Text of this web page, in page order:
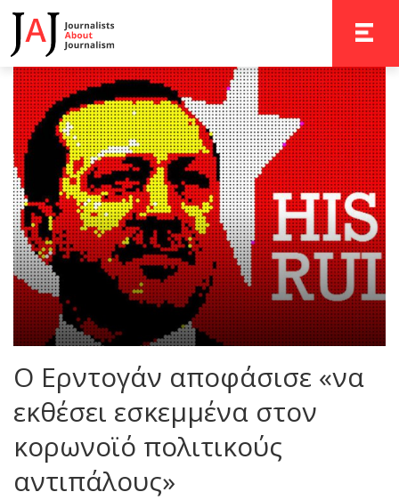
Ο Ερντογάν αποφάσισε «να
εκθέσει εσκεμμένα στον
κορωνοϊό πολιτικούς
αντιπάλους»